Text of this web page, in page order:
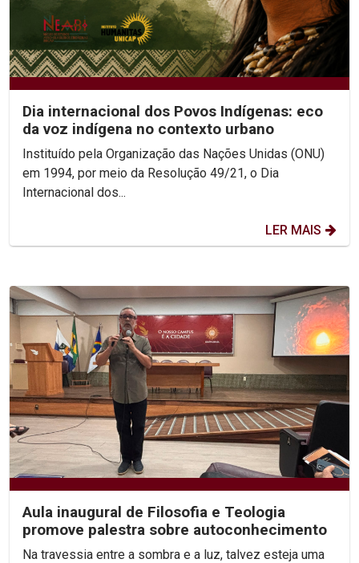
Dia internacional dos Povos Indígenas: eco
da voz indígena no contexto urbano
Instituído pela Organização das Nações Unidas (ONU)
em 1994, por meio da Resolução 49/21, o Dia
Internacional dos...
LER MAIS
Aula inaugural de Filosofia e Teologia
promove palestra sobre autoconhecimento
Na travessia entre a sombra e a luz, talvez esteja uma